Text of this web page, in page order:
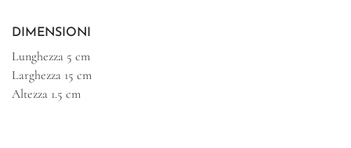
DIMENSIONI
Lunghezza 5 cm
Larghezza 15 cm
Altezza 1.5 cm